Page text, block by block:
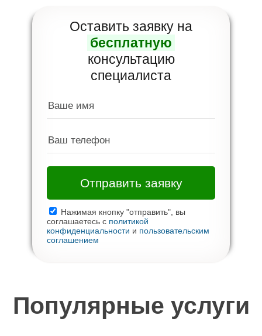
Оставить заявку на
бесплатную
консультацию
специалиста
Нажимая кнопку "отправить", вы
соглашаетесь с политикой
конфиденциальности и пользовательским
соглашением
Популярные услуги